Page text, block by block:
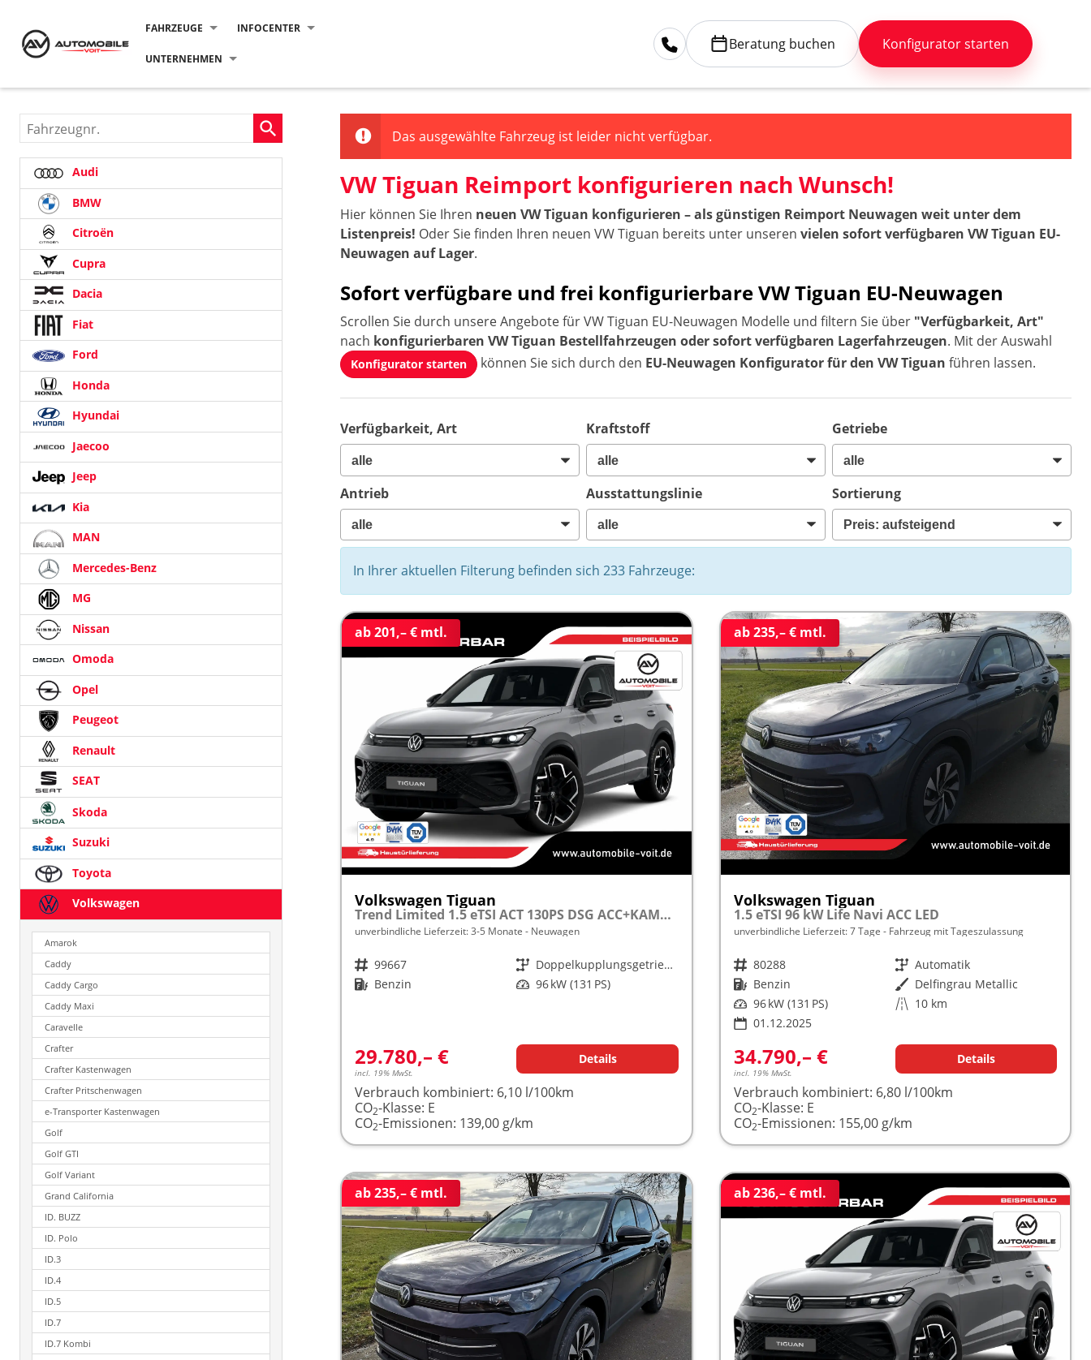
FAHRZEUGE INFOCENTER
UNTERNEHMEN
Beratung buchen Konfigurator starten
Das ausgewählte Fahrzeug ist leider nicht verfügbar.
VW Tiguan Reimport konfigurieren nach Wunsch!
Hier können Sie Ihren neuen VW Tiguan konfigurieren – als günstigen Reimport Neuwagen weit unter dem
Listenpreis! Oder Sie finden Ihren neuen VW Tiguan bereits unter unserenvielen sofort verfügbaren VW Tiguan EU-
Neuwagen auf Lager.
Sofort verfügbare und frei konfigurierbare VW Tiguan EU-Neuwagen
Scrollen Sie durch unsere Angebote für VW Tiguan EU-Neuwagen Modelle und filtern Sie über "Verfügbarkeit, Art"
nach konfigurierbaren VW Tiguan Bestellfahrzeugen oder sofort verfügbaren Lagerfahrzeugen. Mit der Auswahl
Konfigurator starten können Sie sich durch den EU-Neuwagen Konfigurator für den VW Tiguan führen lassen.
Verfügbarkeit, Art Kraftstoff Getriebe
Antrieb Ausstattungslinie Sortierung
In Ihrer aktuellen Filterung befinden sich233 Fahrzeuge:
ab 201,– € mtl.
Volkswagen Tiguan
Trend Limited 1.5 eTSI ACT 130PS DSG ACC+KAMERA+APP+KLIMA+LED+17" LM frei konfigurierbar!
unverbindliche Lieferzeit: 3-5 Monate Neuwagen
Fahrzeugnr. 99667 Getriebe
Doppelkupplungsgetriebe (DSG)
Kraftstoff Benzin Leistung 96 kW (131 PS)
29.780,– €
incl. 19% MwSt.
Details
Verbrauch kombiniert: 6,10 l/100km
CO2-Klasse: E
CO2-Emissionen: 139,00 g/km
ab 235,– € mtl.
Volkswagen Tiguan
1.5 eTSI 96 kW Life Navi ACC LED
unverbindliche Lieferzeit:7 Tage Fahrzeug mit Tageszulassung
Fahrzeugnr. 80288 Getriebe Automatik
Kraftstoff Benzin Außenfarbe Delfingrau Metallic
Leistung 96 kW (131 PS) Kilometerstand 10 km
01.12.2025
34.790,– €
incl. 19% MwSt.
Details
Verbrauch kombiniert: 6,80 l/100km
CO2-Klasse: E
CO2-Emissionen: 155,00 g/km
ab 235,– € mtl. ab 236,– € mtl.
Fahrzeugnr.
Audi
BMW
Citroën
Cupra
Dacia
Fiat
Ford
Honda
Hyundai
Jaecoo
Jeep
Kia
MAN
Mercedes-Benz
MG
Nissan
Omoda
Opel
Peugeot
Renault
SEAT
Skoda
Suzuki
Toyota
Volkswagen
Amarok
Caddy
Caddy Cargo
Caddy Maxi
Caravelle
Crafter
Crafter Kastenwagen
Crafter Pritschenwagen
e-Transporter Kastenwagen
Golf
Golf GTI
Golf Variant
Grand California
ID. BUZZ
ID. Polo
ID.3
ID.4
ID.5
ID.7
ID.7 Kombi